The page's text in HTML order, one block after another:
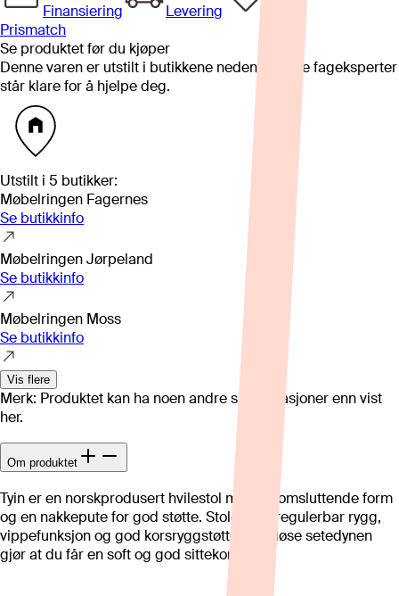
Finansiering
Levering
Prismatch
Se produktet før du kjøper
Denne varen er utstilt i butikkene nedenfor. Våre fageksperter
står klare for å hjelpe deg.
Utstilt i 5 butikker:
Møbelringen Fagernes
Se butikkinfo
Møbelringen Jørpeland
Se butikkinfo
Møbelringen Moss
Se butikkinfo
Vis flere
Merk: Produktet kan ha noen andre spesifikasjoner enn vist
her.
Om produktet
Tyin er en norskprodusert hvilestol med en omsluttende form
og en nakkepute for god støtte. Stolen har regulerbar rygg,
vippefunksjon og god korsryggstøtte. Den løse setedynen
gjør at du får en soft og god sittekomfort.